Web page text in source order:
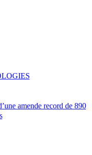
amende record de 890